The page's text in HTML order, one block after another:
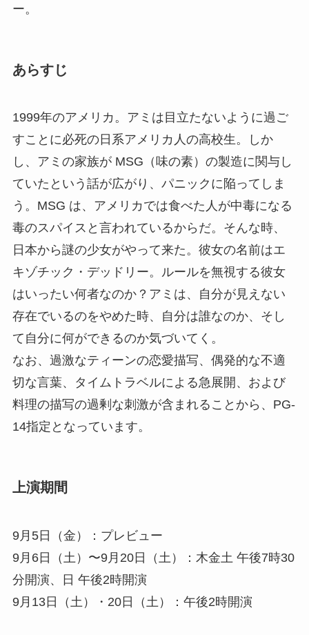
ー。
あらすじ
1999年のアメリカ。アミは目立たないように過ご
すことに必死の日系アメリカ人の高校生。しか
し、アミの家族が MSG（味の素）の製造に関与し
ていたという話が広がり、パニックに陥ってしま
う。MSG は、アメリカでは食べた人が中毒になる
毒のスパイスと言われているからだ。そんな時、
日本から謎の少女がやって来た。彼女の名前はエ
キゾチック・デッドリー。ルールを無視する彼女
はいったい何者なのか？アミは、自分が見えない
存在でいるのをやめた時、自分は誰なのか、そし
て自分に何ができるのか気づいてく。
なお、過激なティーンの恋愛描写、偶発的な不適
切な言葉、タイムトラベルによる急展開、および
料理の描写の過剰な刺激が含まれることから、PG-
14指定となっています。
上演期間
9月5日（金）：プレビュー
9月6日（土）〜9月20日（土）：木金土 午後7時30
分開演、日 午後2時開演
9月13日（土）・20日（土）：午後2時開演